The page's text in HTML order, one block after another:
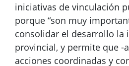
iniciativas de vinculación
porque “son muy
consolidar el desarrollo la
provincial, y permite que -
acciones coordinadas y